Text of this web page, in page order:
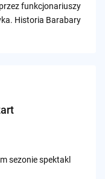
funkcjonariuszy
Historia Barabary
sezonie spektakl